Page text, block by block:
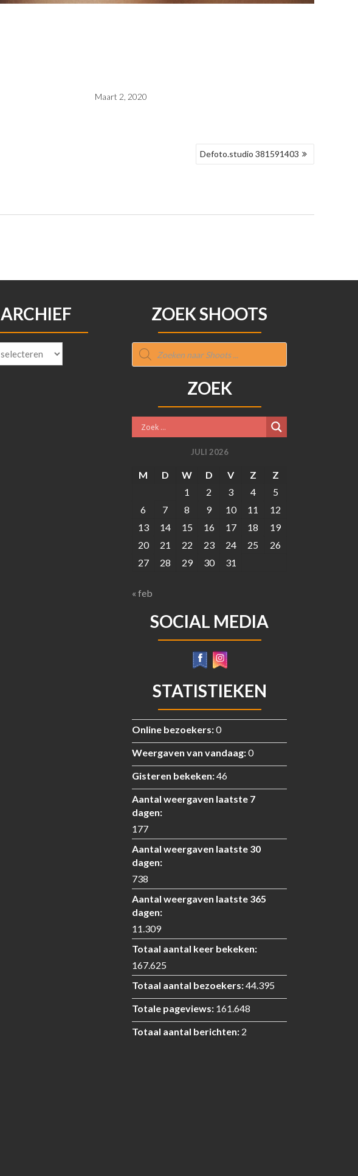
Maart 2, 2020
Defoto.studio 381591403
ARCHIEF ZOEK SHOOTS
Producten
zoeken
ZOEK
JULI 2026
M D W D V Z
Z
1
2 3 4
5
6
7 8 9 10 11
12
13
14 15 16 17 18
19
20
21 22 23 24 25
26
27
28 29 30 31
« feb
SOCIAL MEDIA
STATISTIEKEN
Online bezoekers:0
Weergaven van vandaag:0
Gisteren bekeken:46
Aantal weergaven laatste 7
dagen:
177
Aantal weergaven laatste 30
dagen:
738
Aantal weergaven laatste 365
dagen:
11.309
Totaal aantal keer bekeken:
167.625
Totaal aantal bezoekers:44.395
Totale pageviews: 161.648
Totaal aantal berichten: 2